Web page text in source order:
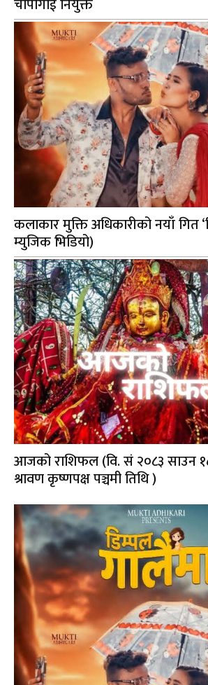
कलाकार मुक्ति अधिकारीको नयाँ गित
म्युजिक भिडियो)
आजको राशिफल (वि. सं २०८३ साउन
श्रावण कृष्णपक्ष पञ्चमी तिथि )